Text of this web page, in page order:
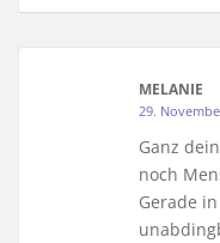
MELANIE
29.
Ganz
noch
Gerade